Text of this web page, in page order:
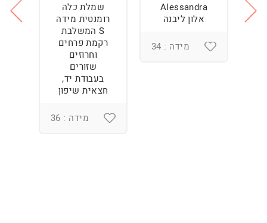
Alessandra
אלון ליבנה
מידה : 34
שמלת כלה
רומנטית מידה
S המשלבת
רקמת פרחים
וחרוזים
שזורים
בעבודת יד,
חצאית שיפון
מידה : 36